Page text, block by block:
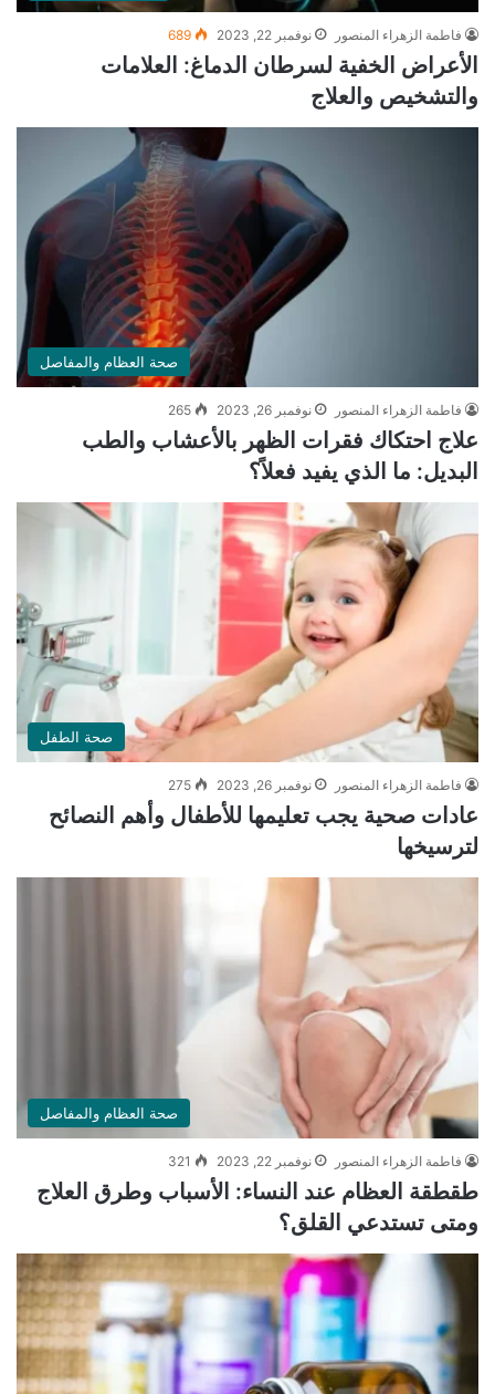
فاطمة الزهراء المنصور نوفمبر 22, 2023 689
الأعراض الخفية لسرطان الدماغ: العلامات
والتشخيص والعلاج
صحة العظام والمفاصل
فاطمة الزهراء المنصور نوفمبر 26, 2023 265
علاج احتكاك فقرات الظهر بالأعشاب والطب
البديل: ما الذي يفيد فعلاً؟
صحة الطفل
فاطمة الزهراء المنصور نوفمبر 26, 2023 275
عادات صحية يجب تعليمها للأطفال وأهم النصائح
لترسيخها
صحة العظام والمفاصل
فاطمة الزهراء المنصور نوفمبر 22, 2023 321
طقطقة العظام عند النساء: الأسباب وطرق العلاج
ومتى تستدعي القلق؟